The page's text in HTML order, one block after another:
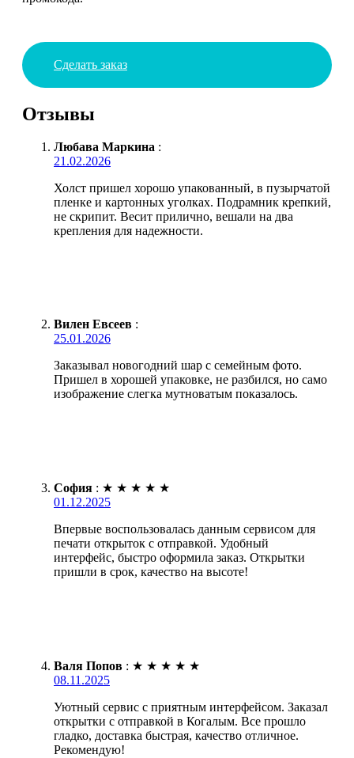
Сделать заказ
Отзывы
Любава Маркина :
21.02.2026
Холст пришел хорошо упакованный, в пузырчатой
пленке и картонных уголках. Подрамник крепкий,
не скрипит. Весит прилично, вешали на два
крепления для надежности.
Вилен Евсеев :
25.01.2026
Заказывал новогодний шар с семейным фото.
Пришел в хорошей упаковке, не разбился, но само
изображение слегка мутноватым показалось.
София : ★ ★ ★ ★ ★
01.12.2025
Впервые воспользовалась данным сервисом для
печати открыток с отправкой. Удобный
интерфейс, быстро оформила заказ. Открытки
пришли в срок, качество на высоте!
Валя Попов : ★ ★ ★ ★ ★
08.11.2025
Уютный сервис с приятным интерфейсом. Заказал
открытки с отправкой в Когалым. Все прошло
гладко, доставка быстрая, качество отличное.
Рекомендую!